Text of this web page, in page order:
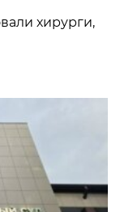
хирурги,